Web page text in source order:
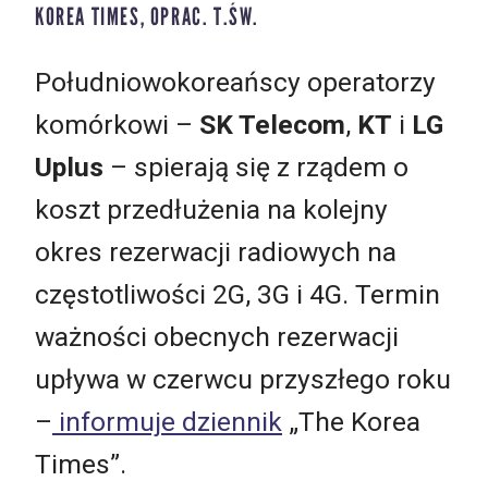
KOREA TIMES, OPRAC. T.ŚW.
Południowokoreańscy operatorzy
komórkowi – SK Telecom, KT i LG
Uplus – spierają się z rządem o
koszt przedłużenia na kolejny
okres rezerwacji radiowych na
częstotliwości 2G, 3G i 4G. Termin
ważności obecnych rezerwacji
upływa w czerwcu przyszłego roku
– informuje dziennik „The Korea
Times”.